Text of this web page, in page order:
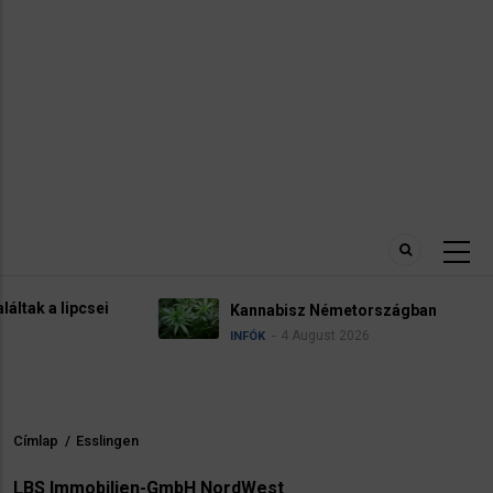
Kannabisz Németországban
4 August 2026
Morzsa
Címlap / Esslingen
LBS Immobilien-GmbH NordWest